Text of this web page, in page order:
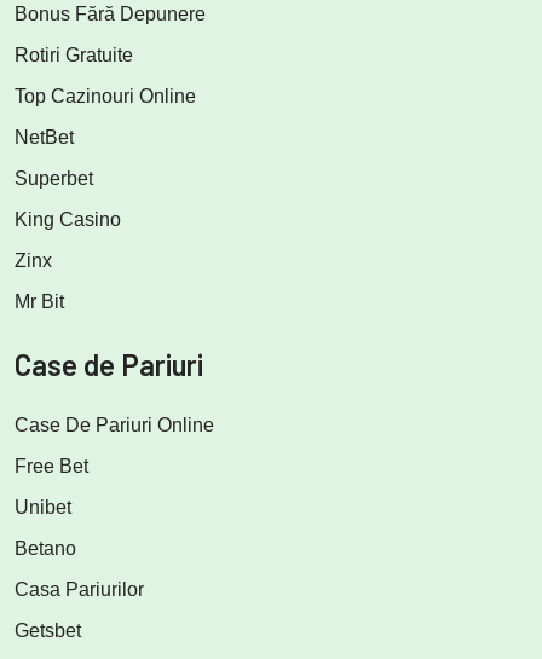
Bonus Fără Depunere
Rotiri Gratuite
Top Cazinouri Online
NetBet
Superbet
King Casino
Zinx
Mr Bit
Case de Pariuri
Case De Pariuri Online
Free Bet
Unibet
Betano
Casa Pariurilor
Getsbet